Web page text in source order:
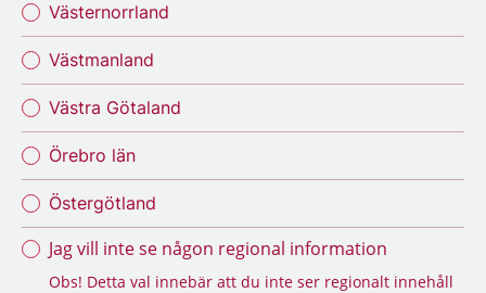
Västernorrland
Västmanland
Västra Götaland
Örebro län
Östergötland
Jag vill inte se någon regional information
Obs! Detta val innebär att du inte ser regionalt innehåll